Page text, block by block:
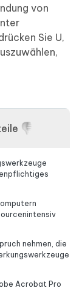
von
Sie U,
nehmen, die
Acrobat Pro